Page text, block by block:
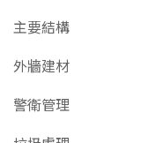
主要結構
外牆建材
警衛管理